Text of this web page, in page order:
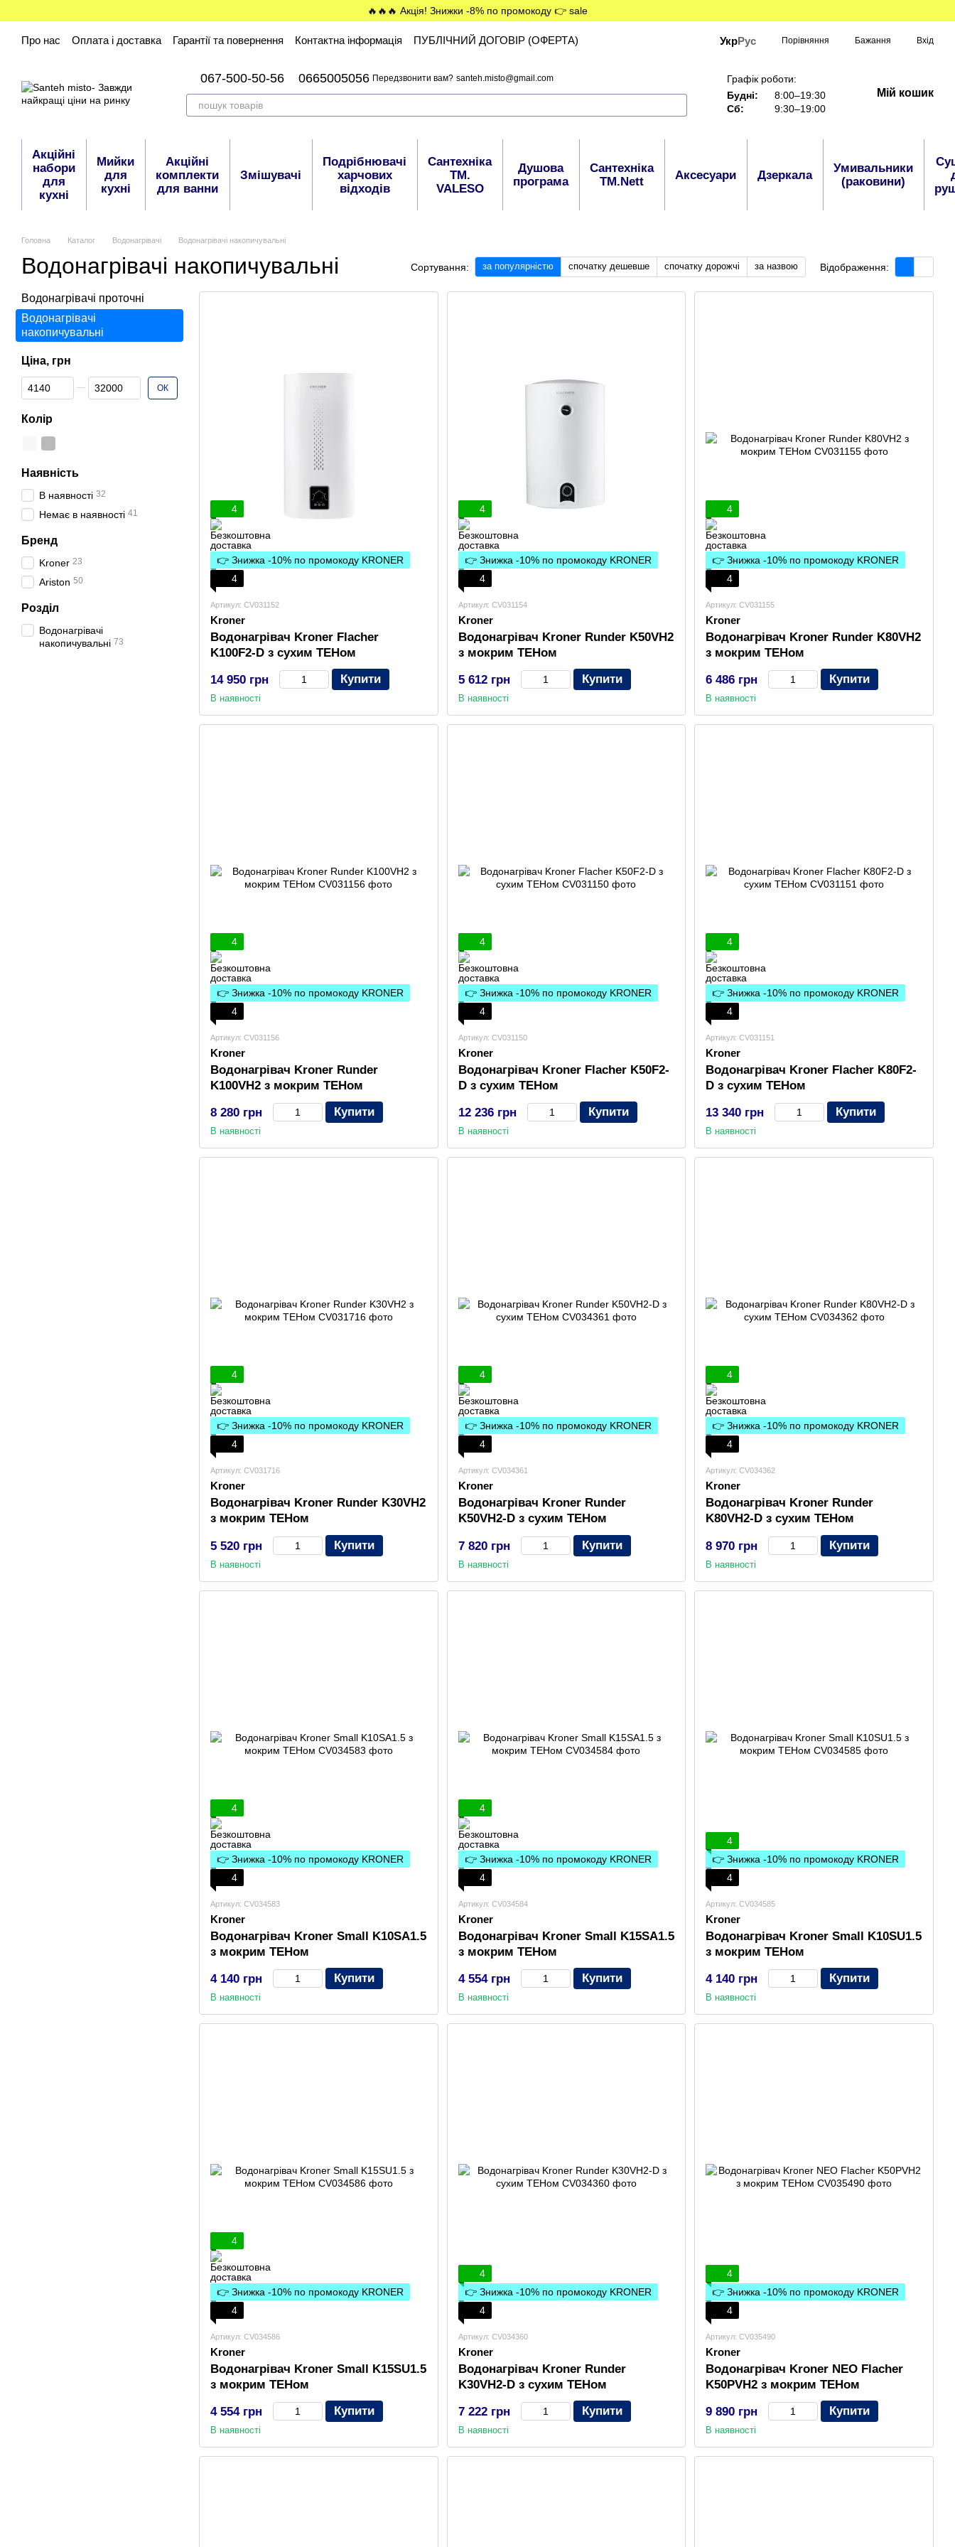
🔥🔥🔥 Акція! Знижки -8% по промокоду 👉 sale
Про нас Оплата і доставка Гарантії та повернення Контактна інформація ПУБЛІЧНИЙ ДОГОВІР (ОФЕРТА) УкрРус Порівняння Бажання Вхід
067-500-50-56 0665005056 Передзвонити вам? santeh.misto@gmail.com
Графік роботи:
Будні:
8:00–19:30
Сб:
9:30–19:00
Мій кошик
Акційні
набори
для
кухні
Мийки
для
кухні
Акційні
комплекти
для ванни
Змішувачі
Подрібнювачі
харчових
відходів
Сантехніка
ТМ.
VALESO
Душова
програма
Сантехніка
ТМ.Nett
Аксесуари Дзеркала
Умивальники
(раковини)
Головна Каталог Водонагрівачі Водонагрівачі накопичувальні
Водонагрівачі накопичувальні Сортування: за популярністю спочатку дешевше спочатку дорожчі за назвою Відображення:
4
👉 Знижка -10% по промокоду KRONER
4
Артикул: CV031152
Kroner
Водонагрівач Kroner Flacher
K100F2-D з сухим ТЕНом
14 950 грн Купити
В наявності
4
👉 Знижка -10% по промокоду KRONER
4
Артикул: CV031154
Kroner
Водонагрівач Kroner Runder K50VH2
з мокрим ТЕНом
5 612 грн Купити
В наявності
4
👉 Знижка -10% по промокоду KRONER
4
Артикул: CV031155
Kroner
Водонагрівач Kroner Runder K80VH2
з мокрим ТЕНом
6 486 грн Купити
В наявності
4
👉 Знижка -10% по промокоду KRONER
4
Артикул: CV031156
Kroner
Водонагрівач Kroner Runder
K100VH2 з мокрим ТЕНом
8 280 грн Купити
В наявності
4
👉 Знижка -10% по промокоду KRONER
4
Артикул: CV031150
Kroner
Водонагрівач Kroner Flacher K50F2-
D з сухим ТЕНом
12 236 грн Купити
В наявності
4
👉 Знижка -10% по промокоду KRONER
4
Артикул: CV031151
Kroner
Водонагрівач Kroner Flacher K80F2-
D з сухим ТЕНом
13 340 грн Купити
В наявності
4
👉 Знижка -10% по промокоду KRONER
4
Артикул: CV031716
Kroner
Водонагрівач Kroner Runder K30VH2
з мокрим ТЕНом
5 520 грн Купити
В наявності
4
👉 Знижка -10% по промокоду KRONER
4
Артикул: CV034361
Kroner
Водонагрівач Kroner Runder
K50VH2-D з сухим ТЕНом
7 820 грн Купити
В наявності
4
👉 Знижка -10% по промокоду KRONER
4
Артикул: CV034362
Kroner
Водонагрівач Kroner Runder
K80VH2-D з сухим ТЕНом
8 970 грн Купити
В наявності
4
👉 Знижка -10% по промокоду KRONER
4
Артикул: CV034583
Kroner
Водонагрівач Kroner Small K10SA1.5
з мокрим ТЕНом
4 140 грн Купити
В наявності
4
👉 Знижка -10% по промокоду KRONER
4
Артикул: CV034584
Kroner
Водонагрівач Kroner Small K15SA1.5
з мокрим ТЕНом
4 554 грн Купити
В наявності
4
👉 Знижка -10% по промокоду KRONER
4
Артикул: CV034585
Kroner
Водонагрівач Kroner Small K10SU1.5
з мокрим ТЕНом
4 140 грн Купити
В наявності
4
👉 Знижка -10% по промокоду KRONER
4
Артикул: CV034586
Kroner
Водонагрівач Kroner Small K15SU1.5
з мокрим ТЕНом
4 554 грн Купити
В наявності
4
👉 Знижка -10% по промокоду KRONER
4
Артикул: CV034360
Kroner
Водонагрівач Kroner Runder
K30VH2-D з сухим ТЕНом
7 222 грн Купити
В наявності
4
👉 Знижка -10% по промокоду KRONER
4
Артикул: CV035490
Kroner
Водонагрівач Kroner NEO Flacher
K50PVH2 з мокрим ТЕНом
9 890 грн Купити
В наявності
Водонагрівачі проточні
Водонагрівачі
накопичувальні
Ціна, грн
Від Ціна, грн
До Ціна, грн ОК
Колір
Наявність
В наявності 32
Немає в наявності 41
Бренд
Kroner 23
Ariston 50
Розділ
Водонагрівачі
накопичувальні 73